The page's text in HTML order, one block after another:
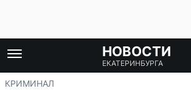
НОВОСТИ
ЕКАТЕРИНБУРГА
КРИМИНАЛ